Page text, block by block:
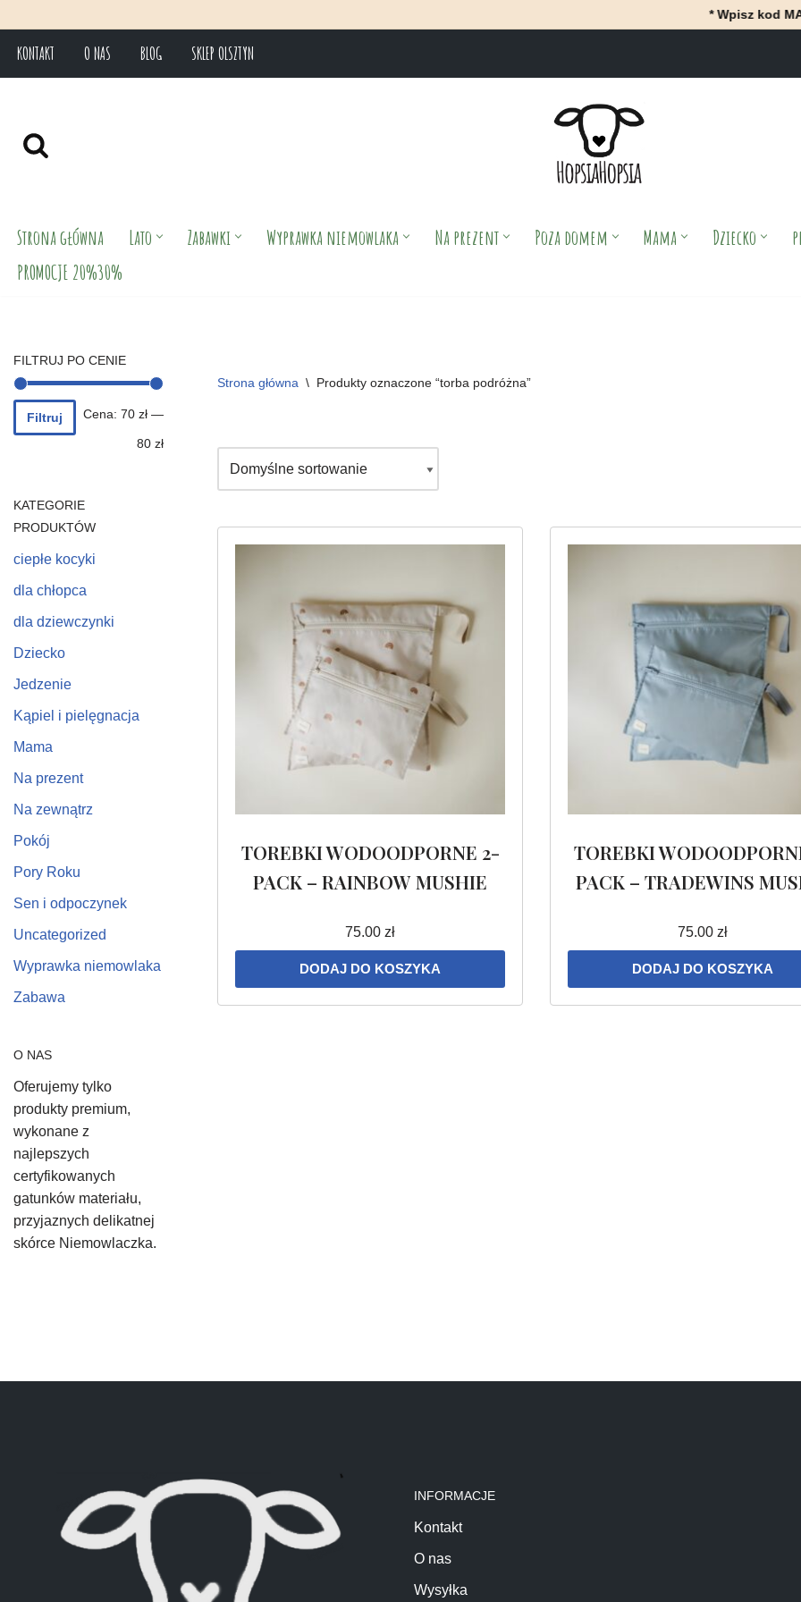
* Wpisz kod MAJ i
Przejdź
KONTAKT O NAS BLOG SKLEP OLSZTYN
Strona główna Lato Zabawki Wyprawka niemowlaka Na prezent Poza domem Mama Dziecko
PROMOCJE 20%30%
FILTRUJ PO CENIE
Filtruj Cena:70 zł —
80 zł
KATEGORIE
PRODUKTÓW
ciepłe kocyki
dla chłopca
dla dziewczynki
Dziecko
Jedzenie
Kąpiel i pielęgnacja
Mama
Na prezent
Na zewnątrz
Pokój
Pory Roku
Sen i odpoczynek
Uncategorized
Wyprawka niemowlaka
Zabawa
O NAS
Oferujemy tylko
produkty premium,
wykonane z
najlepszych
certyfikowanych
gatunków materiału,
przyjaznych delikatnej
skórce Niemowlaczka.
Strona główna \ Produkty oznaczone “torba podróżna”
TOREBKI WODOODPORNE 2-
PACK – RAINBOW MUSHIE
75.00zł
DODAJ DO KOSZYKA
TOREBKI
PACK – TRADEWINS
75.00zł
DODAJ DO KOSZYKA
INFORMACJE
Kontakt
O nas
Wysyłka